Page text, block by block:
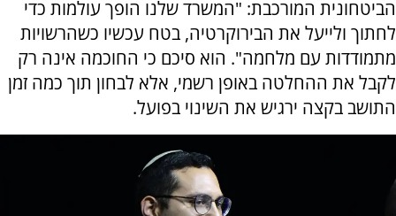
הביטחונית המורכבת: "המשרד שלנו הופך עולמות כדי
לחתוך ולייעל את הבירוקרטיה, בטח עכשיו כשהרשויות
מתמודדות עם מלחמה". הוא סיכם כי החוכמה אינה רק
לקבל את ההחלטה באופן רשמי, אלא לבחון תוך כמה זמן
התושב בקצה ירגיש את השינוי בפועל.